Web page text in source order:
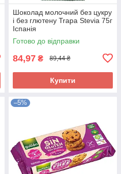
Шоколад молочний без цукру
і без глютену Trapa Stevia 75г
Іспанія
Готово до відправки
84,97 ₴ 89,44 ₴
Купити
–5%